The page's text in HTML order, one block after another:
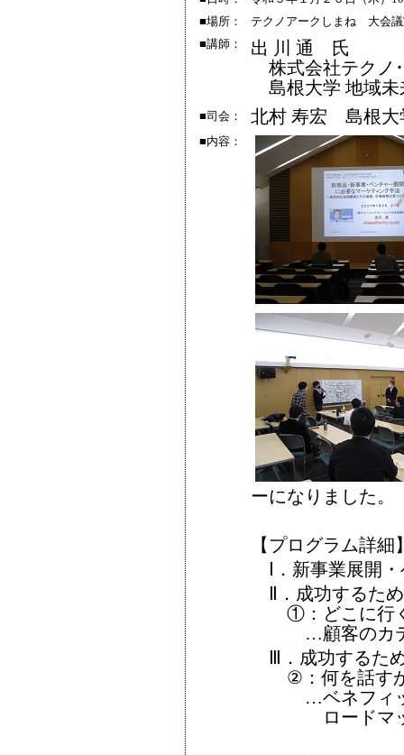
■場所：
テクノアークしまね 大会
■講師：
出 川 通 氏
株式会社テクノ
島根大学 地域未
■司会： 北村 寿宏 島根大
■内容：
ーになりました。
【プログラム詳細
Ⅰ．新事業展開・
Ⅱ．成功するた
①：どこに行く
…顧客のカテゴ
Ⅲ．成功するた
②：何を話すか
…ベネフィット
ロードマッ